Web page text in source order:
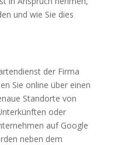
und wie Sie dies
der Firma
Sie online über einen
Standorte von
oder
auf Google
neben dem